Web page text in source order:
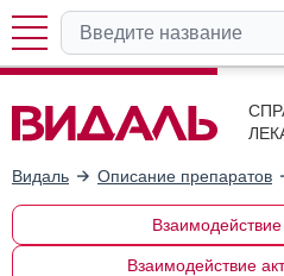
Видаль Описание препаратов
Взаимодействие